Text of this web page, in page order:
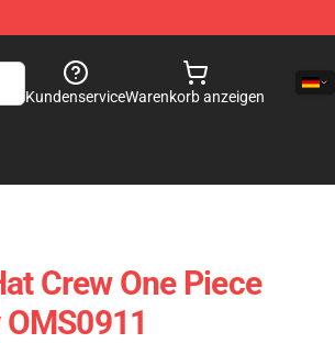
KundenserviceWarenkorb anzeigen
Crew One Piece